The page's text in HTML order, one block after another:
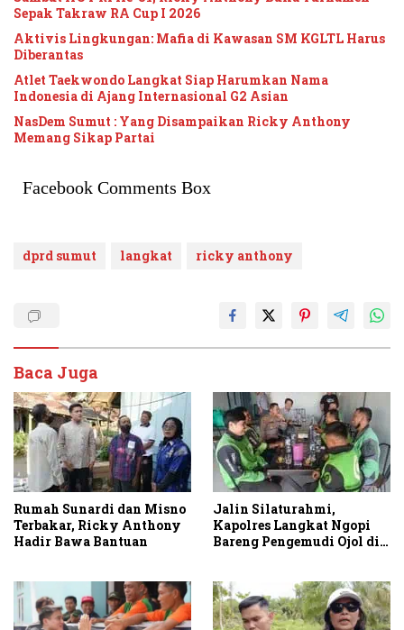
Sepak Takraw RA Cup I 2026
Aktivis Lingkungan: Mafia di Kawasan SM KGLTL Harus
Diberantas
Atlet Taekwondo Langkat Siap Harumkan Nama
Indonesia di Ajang Internasional G2 Asian
NasDem Sumut : Yang Disampaikan Ricky Anthony
Memang Sikap Partai
Facebook Comments Box
dprd sumut langkat ricky anthony
Baca Juga
Rumah Sunardi dan Misno
Terbakar, Ricky Anthony
Hadir Bawa Bantuan
Jalin Silaturahmi,
Kapolres Langkat Ngopi
Bareng Pengemudi Ojol di